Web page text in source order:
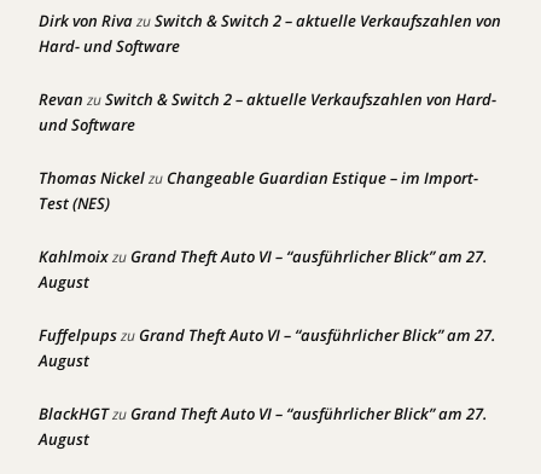
Dirk von RivazuSwitch & Switch 2 – aktuelle Verkaufszahlen von
Hard- und Software
Revan zuSwitch & Switch 2 – aktuelle Verkaufszahlen von Hard-
und Software
Thomas NickelzuChangeable Guardian Estique – im Import-
Test (NES)
KahlmoixzuGrand Theft Auto VI – “ausführlicher Blick” am 27.
August
FuffelpupszuGrand Theft Auto VI – “ausführlicher Blick” am 27.
August
BlackHGTzuGrand Theft Auto VI – “ausführlicher Blick” am 27.
August